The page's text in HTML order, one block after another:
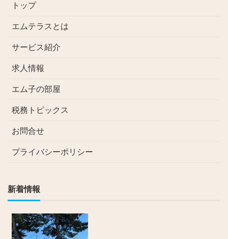
トップ
エムテラスとは
サービス紹介
求人情報
エム子の部屋
税務トピックス
お問合せ
プライバシーポリシー
新着情報